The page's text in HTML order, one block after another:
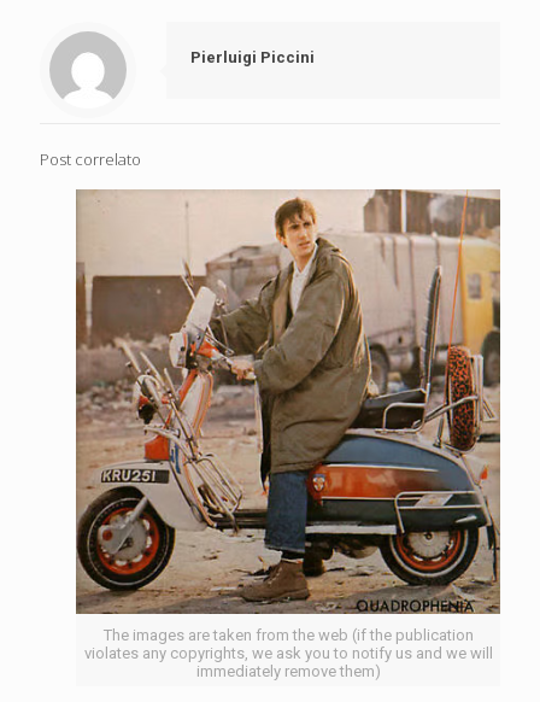
Pierluigi Piccini
Post correlato
The images are taken from the web (if the publication
violates any copyrights, we ask you to notify us and we will
immediately remove them)